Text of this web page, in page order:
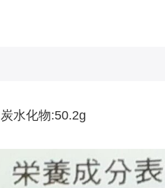
化物:50.2g